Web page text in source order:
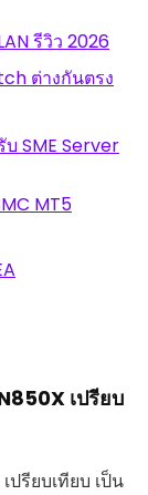
รีวิว 2026
ต่างกันตรง
SME Server
MT5
เปรียบ
ปรียบเทียบ เป็น